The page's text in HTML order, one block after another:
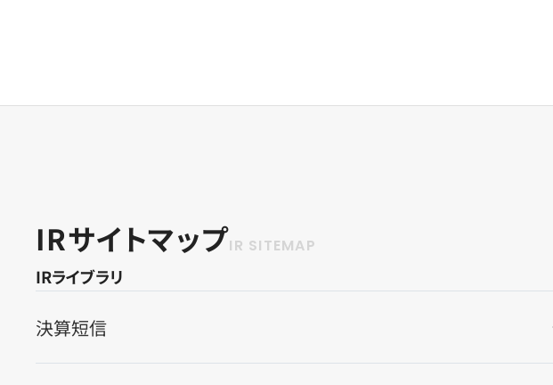
IRサイトマップ
IRライブラリ
決算短信